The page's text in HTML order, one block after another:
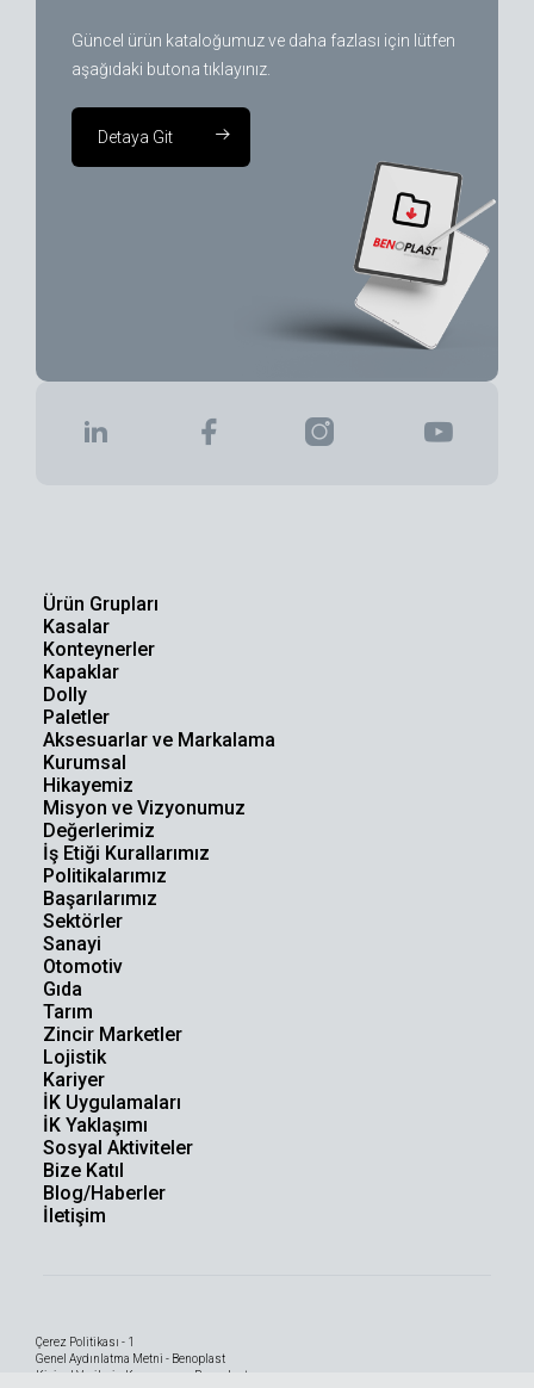
Güncel ürün kataloğumuz ve daha fazlası için lütfen
aşağıdaki butona tıklayınız.
Detaya Git
Ürün Grupları
Kasalar
Konteynerler
Kapaklar
Dolly
Paletler
Aksesuarlar ve Markalama
Kurumsal
Hikayemiz
Misyon ve Vizyonumuz
Değerlerimiz
İş Etiği Kurallarımız
Politikalarımız
Başarılarımız
Sektörler
Sanayi
Otomotiv
Gıda
Tarım
Zincir Marketler
Lojistik
Kariyer
İK Uygulamaları
İK Yaklaşımı
Sosyal Aktiviteler
Bize Katıl
Blog/Haberler
İletişim
Çerez Politikası - 1
Genel Aydınlatma Metni - Benoplast
Kişisel Verilerin Korunması - Benoplast